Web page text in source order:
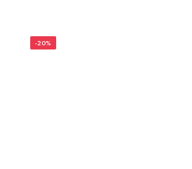
-20%